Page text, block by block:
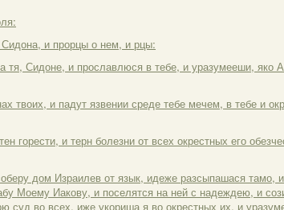
и прорцы о нем, и рцы:
тя, Сидоне, и прославлюся в тебе, и уразумееши, яко
твоих, и падут язвении среде тебе мечем, в тебе и
горести, и терн болезни от всех окрестных его
дом Израилев от язык, идеже разсыпашася
Моему Иакову, и поселятся на ней с надеждею, и
суд во всех, иже укориша я во окрестных их, и